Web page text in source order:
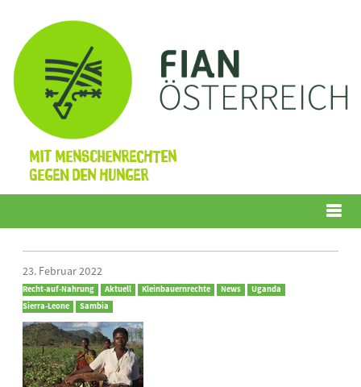
Mit Menschenrechten
gegen den Hunger
23. Februar 2022
Recht-auf-Nahrung Aktuell Kleinbauernrechte News
Uganda
Sierra-Leone
Sambia